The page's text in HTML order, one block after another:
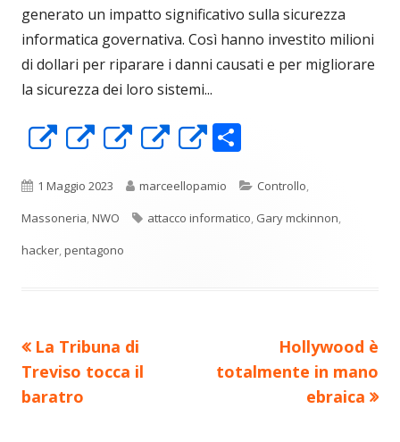
generato un impatto significativo sulla sicurezza
informatica governativa. Così hanno investito milioni
di dollari per riparare i danni causati e per migliorare
la sicurezza dei loro sistemi...
Apre
una
nuova
finestra
Apre
una
nuova
finestra
Apre
una
nuova
Apre
una
nuova
Apre
una
nuova
n
di
Pubblicato
1 Maggio 2023 Autore
marceellopamio Categorie
Controllo,
Massoneria,NWO Tag
attacco informatico, Gary mckinnon,
hacker,pentagono
Navigazione
articoli
Precedente
articolo:
La Tribuna di
Treviso tocca il
baratro
Nuovo
articolo:
Hollywood è
totalmente in mano
ebraica